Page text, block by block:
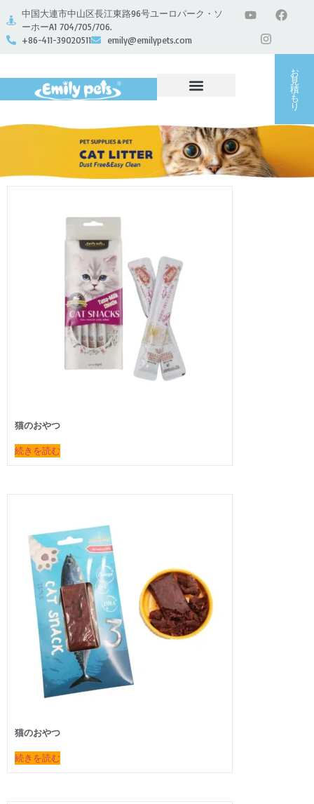
中国大連市中山区長江東路96号ユーロパーク・ソ
ーホーA1 704/705/706.
+86-411-39020511
emily@emilypets.com
お
見
積
も
り
猫のおやつ
続きを読む
猫のおやつ
続きを読む